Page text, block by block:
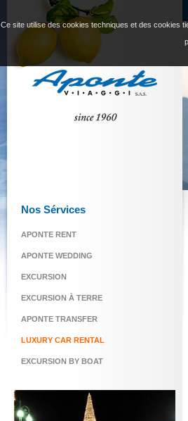
Ce site utilise des cookies techniques et des cookies
Nos Sérvices
APONTE RENT
APONTE WEDDING
EXCURSION
EXCURSION À TERRE
APONTE TRANSFER
LUXURY CAR RENTAL
EXCURSION BY BOAT